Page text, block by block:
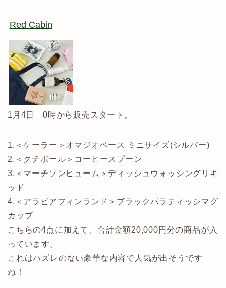
Red Cabin
1月4日 0時から販売スタート。
1.＜ケーラー＞オマジオベース ミニサイズ(シルバー)
2.＜クチポール＞コーヒースプーン
3.＜マーチソンヒューム＞ディッシュウォッシングリキ
ッド
4.＜アラビアフィンランド＞ブラックパラティッシマグ
カップ
こちらの4点に加えて、合計金額20,000円分の商品が入
っています。
これはハズレのない豪華な内容で人気が出そうです
ね！